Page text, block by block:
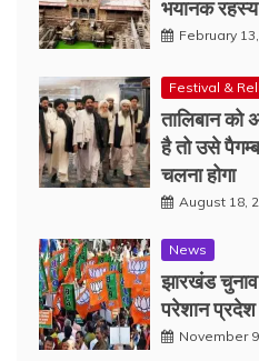
भयानक रहस्य
February
Festival &
तालिबान को
है तो उसे
चलना होगा
August 18,
News
झारखंड
परेशान प्रदेश
November